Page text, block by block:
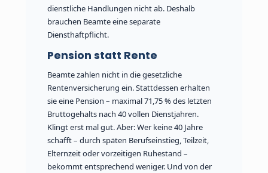
dienstliche Handlungen nicht ab. Deshalb
brauchen Beamte eine separate
Diensthaftpflicht.
Pension statt Rente
Beamte zahlen nicht in die gesetzliche
Rentenversicherung ein. Stattdessen erhalten
sie eine Pension – maximal 71,75 % des letzten
Bruttogehalts nach 40 vollen Dienstjahren.
Klingt erst mal gut. Aber: Wer keine 40 Jahre
schafft – durch späten Berufseinstieg, Teilzeit,
Elternzeit oder vorzeitigen Ruhestand –
bekommt entsprechend weniger. Und von der